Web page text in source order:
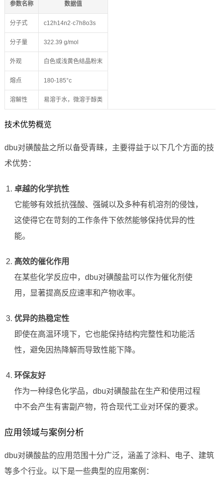
参数名称 数据值
分子式 c12h14n2·c7h8o3s
分子量 322.39 g/mol
外观 白色或浅黄色结晶粉末
熔点 180-185°c
溶解性 易溶于水，微溶于醇类
技术优势概览
dbu对磺酸盐之所以备受青睐，主要得益于以下几个方面的技
术优势：
卓越的化学抗性
它能够有效抵抗强酸、强碱以及多种有机溶剂的侵蚀，
这使得它在苛刻的工作条件下依然能够保持优异的性
能。
高效的催化作用
在某些化学反应中，dbu对磺酸盐可以作为催化剂使
用，显著提高反应速率和产物收率。
优异的热稳定性
即使在高温环境下，它也能保持结构完整性和功能活
性，避免因热降解而导致性能下降。
环保友好
作为一种绿色化学品，dbu对磺酸盐在生产和使用过程
中不会产生有害副产物，符合现代工业对环保的要求。
应用领域与案例分析
dbu对磺酸盐的应用范围十分广泛，涵盖了涂料、电子、建筑
等多个行业。以下是一些典型的应用案例：